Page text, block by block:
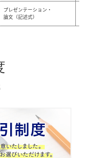
プレゼンテーション・
論文（記述式）